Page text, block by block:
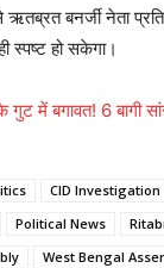
बनर्जी नेता
स्पष्ट हो सकेगा।
गुट में बगावत! 6 बागी
CID Investigation
Political News
West Bengal